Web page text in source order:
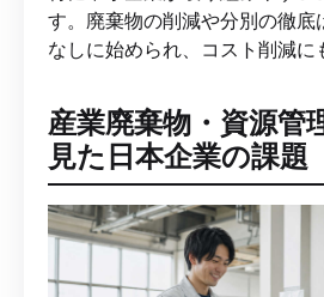
す。廃棄物の削減や分別の徹底
なしに始められ、コスト削減に
産業廃棄物・資源管
見た日本企業の課題